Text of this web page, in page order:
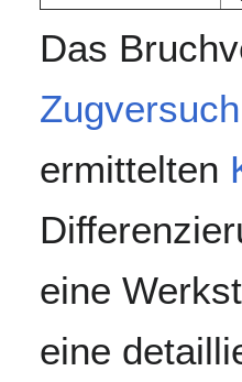
Das
Zugversuch
ermittelten
eine
eine